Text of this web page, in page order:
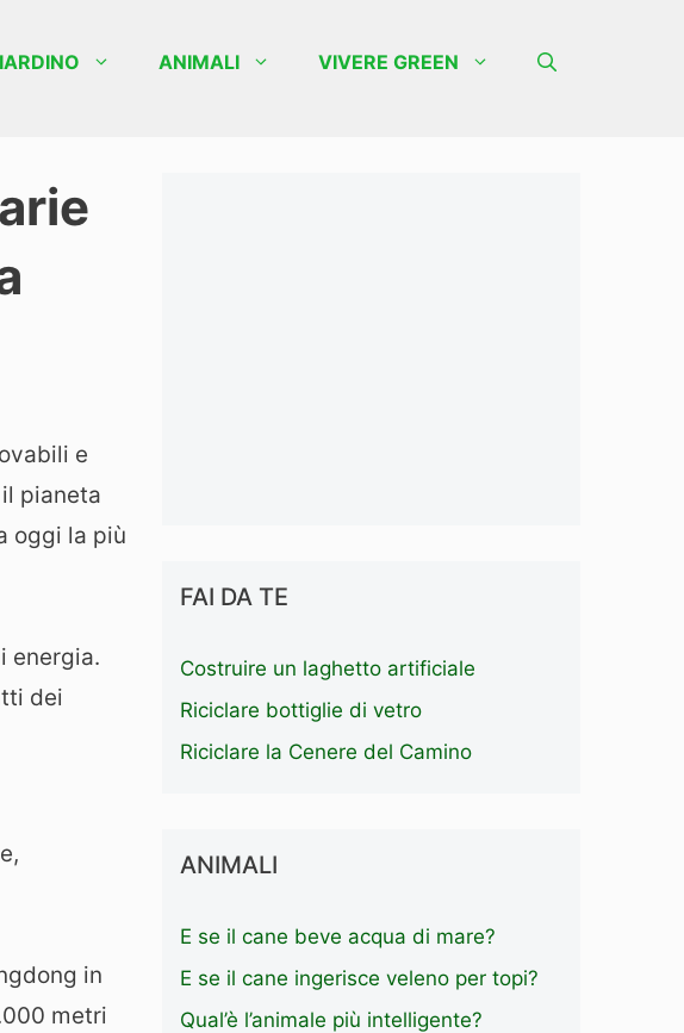
ANIMALI VIVERE GREEN
e
pianeta
oggi la più
energia.
dei
in
metri
FAI DA TE
Costruire un laghetto artificiale
Riciclare bottiglie di vetro
Riciclare la Cenere del Camino
ANIMALI
E se il cane beve acqua di mare?
E se il cane ingerisce veleno per topi?
Qual’è l’animale più intelligente?